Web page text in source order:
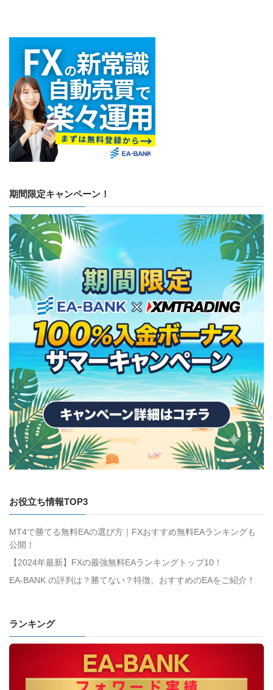
期間限定キャンペーン！
お役立ち情報TOP3
MT4で勝てる無料EAの選び方｜FXおすすめ無料EAランキングも
公開！
【2024年最新】FXの最強無料EAランキングトップ10！
EA-BANK の評判は？勝てない？特徴、おすすめのEAをご紹介！
ランキング